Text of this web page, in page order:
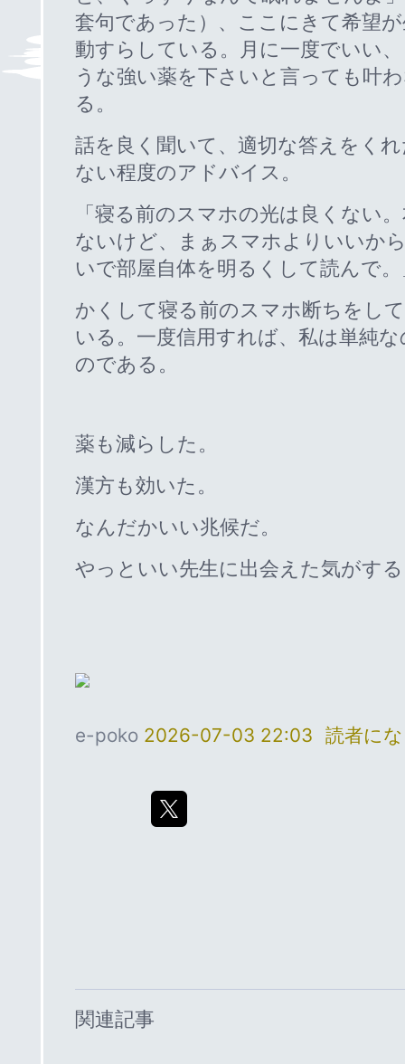
套句であった）、ここにきて希望
動すらしている。月に一度でいい
うな強い薬を下さいと言っても叶
る。
話を良く聞いて、適切な答えをく
ない程度のアドバイス。
「寝る前のスマホの光は良くない
ないけど、まぁスマホよりいいか
いで部屋自体を明るくして読んで
かくして寝る前のスマホ断ちをし
いる。一度信用すれば、私は単純
のである。
薬も減らした。
漢方も効いた。
なんだかいい兆候だ。
やっといい先生に出会えた気がす
e-poko 2026-07-03 22:03 読者に
関連記事